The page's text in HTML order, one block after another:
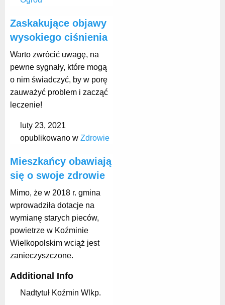
Zaskakujące objawy
wysokiego ciśnienia
Warto zwrócić uwagę, na
pewne sygnały, które mogą
o nim świadczyć, by w porę
zauważyć problem i zacząć
leczenie!
luty 23, 2021
opublikowano w Zdrowie
Mieszkańcy obawiają
się o swoje zdrowie
Mimo, że w 2018 r. gmina
wprowadziła dotacje na
wymianę starych pieców,
powietrze w Koźminie
Wielkopolskim wciąż jest
zanieczyszczone.
Additional Info
Nadtytuł Koźmin Wlkp.